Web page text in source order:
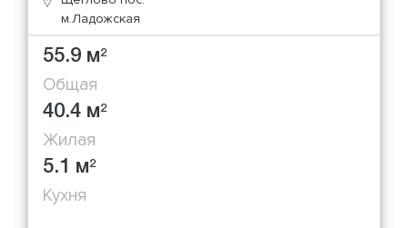
м.Ладожская
55.9 м2
Общая
40.4 м2
Жилая
5.1 м2
Кухня